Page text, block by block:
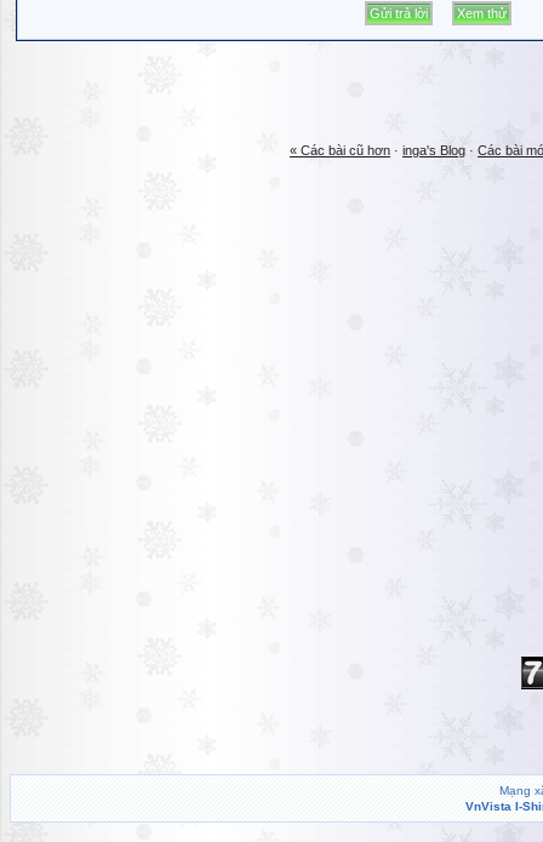
« Các bài cũ hơn · inga's Blog · Các bài
Mạng
VnVista I-